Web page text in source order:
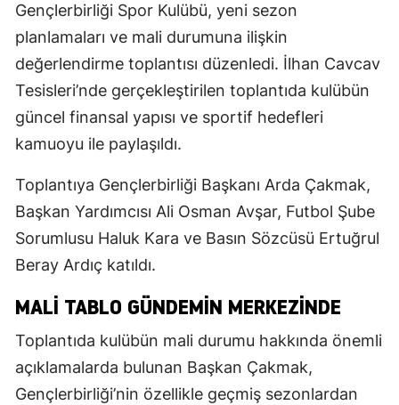
Gençlerbirliği Spor Kulübü, yeni sezon
planlamaları ve mali durumuna ilişkin
değerlendirme toplantısı düzenledi. İlhan Cavcav
Tesisleri’nde gerçekleştirilen toplantıda kulübün
güncel finansal yapısı ve sportif hedefleri
kamuoyu ile paylaşıldı.
Toplantıya Gençlerbirliği Başkanı Arda Çakmak,
Başkan Yardımcısı Ali Osman Avşar, Futbol Şube
Sorumlusu Haluk Kara ve Basın Sözcüsü Ertuğrul
Beray Ardıç katıldı.
MALI TABLO GÜNDEMIN MERKEZINDE
Toplantıda kulübün mali durumu hakkında önemli
açıklamalarda bulunan Başkan Çakmak,
Gençlerbirliği’nin özellikle geçmiş sezonlardan